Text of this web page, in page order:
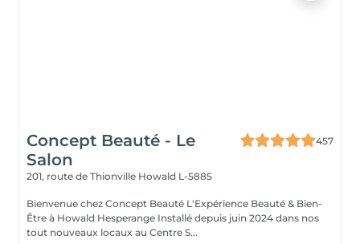
Concept Beauté - Le
Salon
457
201, route de Thionville Howald L-5885
Bienvenue chez Concept Beauté L'Expérience Beauté & Bien-
Être à Howald Hesperange Installé depuis juin 2024 dans nos
tout nouveaux locaux au Centre S...